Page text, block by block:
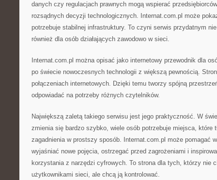
danych czy regulacjach prawnych mogą wspierać
rozsądnych decyzji technologicznych. Internat.com.pl może
potrzebuje stabilnej infrastruktury. To czyni serwis przydatnym
również dla osób działających zawodowo w sieci.
Internat.com.pl można opisać jako internetowy przewodnik dla
po świecie nowoczesnych technologii z większą pewnością.
połączeniach internetowych. Dzięki temu tworzy spójną
odpowiadać na potrzeby różnych czytelników.
Największą zaletą takiego serwisu jest jego praktyczność. W
zmienia się bardzo szybko, wiele osób potrzebuje miejsca, które
zagadnienia w prostszy sposób. Internat.com.pl może pomagać
wyjaśniać nowe pojęcia, ostrzegać przed zagrożeniami i
korzystania z narzędzi cyfrowych. To strona dla tych, którzy nie
użytkownikami sieci, ale chcą ją kontrolować.